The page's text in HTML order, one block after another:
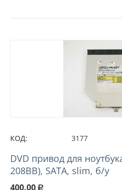
КОД: 3177
DVD привод для
208BB), SATA, slim, б/у
400.00 Р